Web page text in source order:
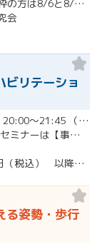
アーカイブ受講のみの枠の方は8/6と8/20におこなわれる配信終了後に視聴URLをお送りします。
会
リテーショ
2026年10月15日（木）20:00～21:45 （受付開始時間 19:45）開催
は【事前支払い（クレジットカード・銀行振込）】です。
先着20名限定 2,420円（税込） 以降3,000円（税込） ※お支払い方法：クレジットカード・銀行振込 【キャンセルについて】 決済後はいかなる理由でも返金はいたしませんのでご了承ください。 受講料をお支払いいただいた方には、後日アーカイブの視聴URLをお送りいたします。
る姿勢・歩行